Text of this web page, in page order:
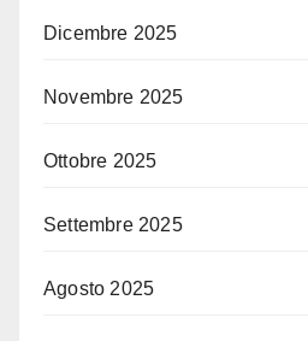
Dicembre 2025
Novembre 2025
Ottobre 2025
Settembre 2025
Agosto 2025